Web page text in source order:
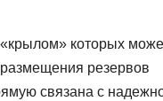
которых
резервов
связана с